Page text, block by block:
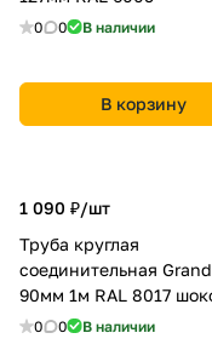
0 0 В наличии
В корзину
1 090 ₽/шт
Труба круглая
соединительная
90мм 1м RAL 8017
0 0 В наличии